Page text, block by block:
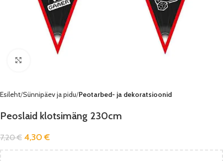
Esileht Sünnipäev ja pidu Peotarbed- ja dekoratsioonid
Peoslaid klotsimäng 230cm
7,20€ 4,30€